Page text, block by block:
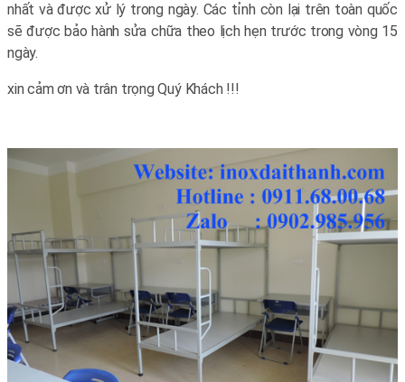
nhất và được xử lý trong ngày. Các tỉnh còn lại trên toàn quốc
sẽ được bảo hành sửa chữa theo lịch hẹn trước trong vòng 15
ngày.
xin cảm ơn và trân trọng Quý Khách !!!